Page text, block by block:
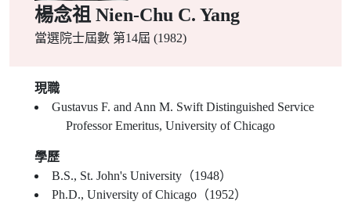
楊念祖 Nien-Chu C. Yang
當選院士屆數 第14屆 (1982)
現職
Gustavus F. and Ann M. Swift Distinguished Service
Professor Emeritus, University of Chicago
學歷
B.S., St. John's University（1948）
Ph.D., University of Chicago（1952）